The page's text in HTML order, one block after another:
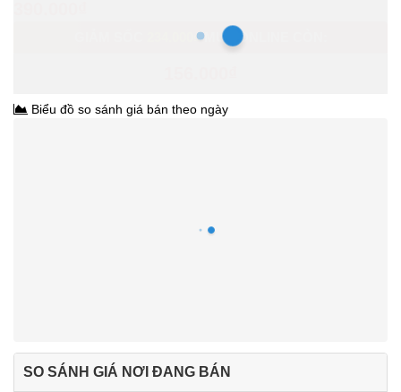
234.000₫MUA ONLINE CÒN:
Biểu đồ so sánh giá bán theo ngày
SO SÁNH GIÁ NƠI ĐANG BÁN